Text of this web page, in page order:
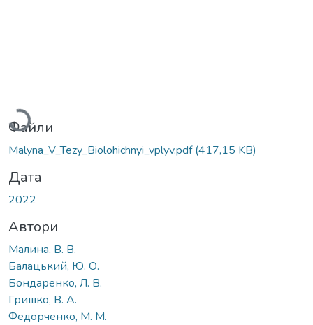
Вантажиться...
Файли
Malyna_V_Tezy_Biolohichnyi_vplyv.pdf(417,15 KB)
Дата
2022
Автори
Малина, В. В.
Балацький, Ю. О.
Бондаренко, Л. В.
Гришко, В. А.
Федорченко, М. М.